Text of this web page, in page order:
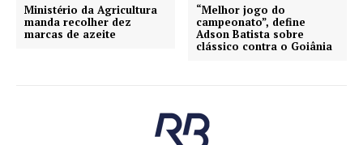
Ministério da Agricultura
manda recolher dez
marcas de azeite
“Melhor jogo do
campeonato”, define
Adson Batista sobre
clássico contra o Goiânia